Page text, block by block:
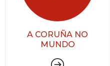
A CORUÑA NO
MUNDO